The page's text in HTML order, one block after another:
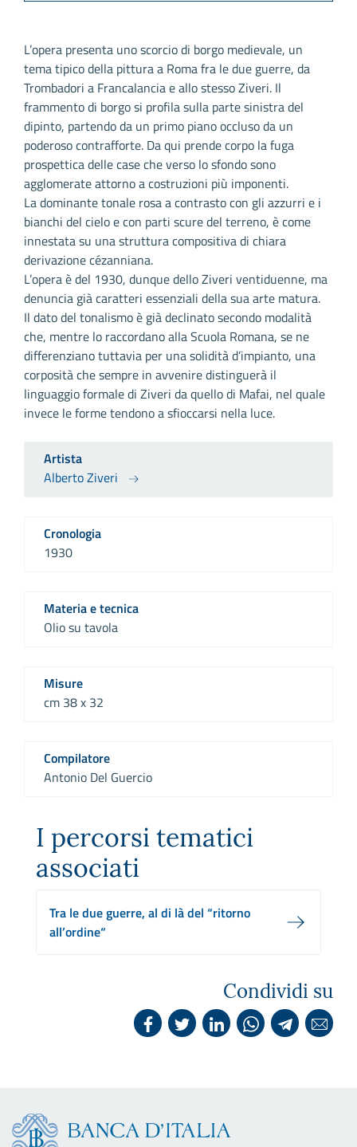
L’opera presenta uno scorcio di borgo medievale, un
tema tipico della pittura a Roma fra le due guerre, da
Trombadori a Francalancia e allo stesso Ziveri. Il
frammento di borgo si profila sulla parte sinistra del
dipinto, partendo da un primo piano occluso da un
poderoso contrafforte. Da qui prende corpo la fuga
prospettica delle case che verso lo sfondo sono
agglomerate attorno a costruzioni più imponenti.
La dominante tonale rosa a contrasto con gli azzurri e i
bianchi del cielo e con parti scure del terreno, è come
innestata su una struttura compositiva di chiara
derivazione cézanniana.
L’opera è del 1930, dunque dello Ziveri ventiduenne, ma
denuncia già caratteri essenziali della sua arte matura.
Il dato del tonalismo è già declinato secondo modalità
che, mentre lo raccordano alla Scuola Romana, se ne
differenziano tuttavia per una solidità d’impianto, una
corposità che sempre in avvenire distinguerà il
linguaggio formale di Ziveri da quello di Mafai, nel quale
invece le forme tendono a sfioccarsi nella luce.
Artista
Alberto Ziveri
Cronologia
1930
Materia e tecnica
Olio su tavola
Misure
cm 38 x 32
Compilatore
Antonio Del Guercio
I percorsi tematici
associati
Tra le due guerre, al di là del “ritorno
all’ordine“
Condividi su